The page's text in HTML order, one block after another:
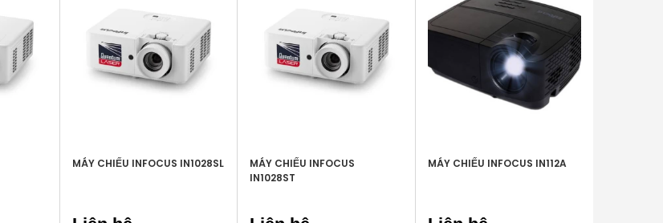
MÁY CHIẾU INFOCUS IN1028SL
MÁY CHIẾU INFOCUS
IN1028ST
MÁY CHIẾU INFOCUS IN112A